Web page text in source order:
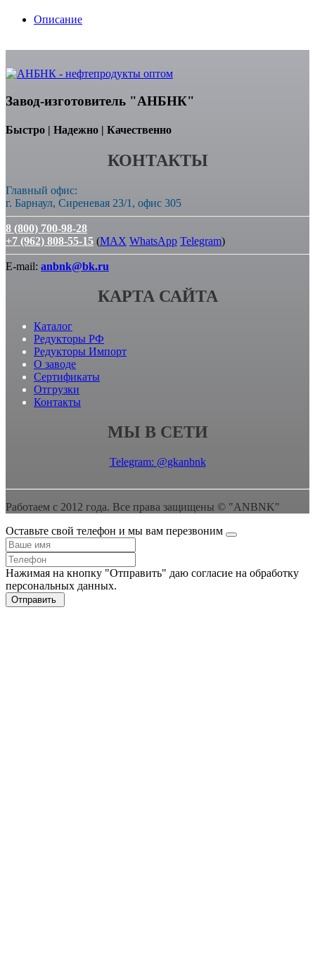
Описание
Завод-изготовитель "АНБНК"
Быстро | Надежно | Качественно
КОНТАКТЫ
Главный офис:
г. Барнаул, Сиреневая 23/1, офис 305
8 (800) 700-98-28
+7 (962) 808-55-15 (MAX WhatsApp Telegram)
E-mail: anbnk@bk.ru
КАРТА САЙТА
Каталог
Редукторы РФ
Редукторы Импорт
О заводе
Сертификаты
Отгрузки
Контакты
МЫ В СЕТИ
Telegram: @gkanbnk
Работаем с 2012 года. Все права защищены © "ANBNK"
Оставьте свой телефон и мы вам перезвоним
Нажимая на кнопку "Отправить" даю согласие на обработку
персональных данных.